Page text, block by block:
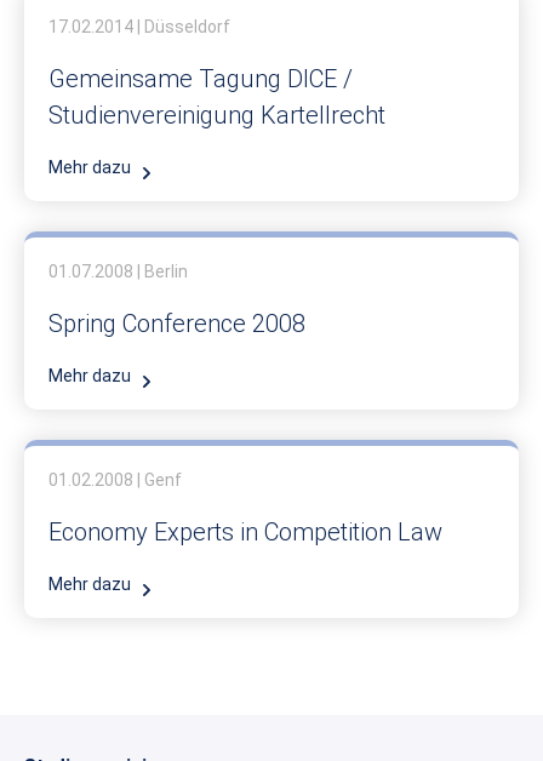
17.02.2014 | Düsseldorf
Gemeinsame Tagung DICE /
Studienvereinigung Kartellrecht
Mehr dazu
01.07.2008 | Berlin
Spring Conference 2008
Mehr dazu
01.02.2008 | Genf
Economy Experts in Competition Law
Mehr dazu